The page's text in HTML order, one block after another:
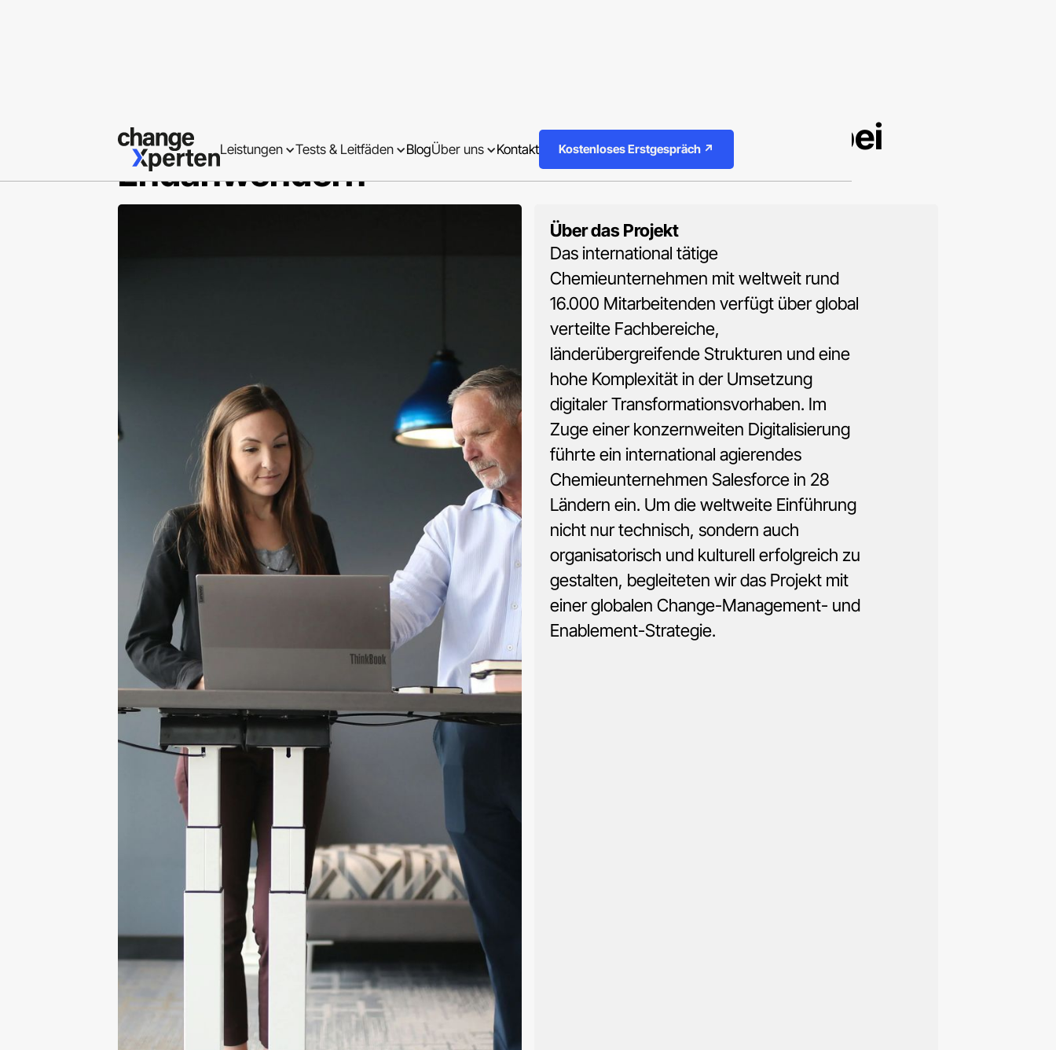
Leistungen Tests & Leitfäden BlogÜber uns Kontakt Kostenloses Erstgespräch ↗
Erhöhung der Akzeptanz für ein neues CRM bei
Endanwendern
Über das Projekt
Das international tätige
Chemieunternehmen mit weltweit rund
16.000 Mitarbeitenden verfügt über global
verteilte Fachbereiche,
länderübergreifende Strukturen und eine
hohe Komplexität in der Umsetzung
digitaler Transformationsvorhaben. Im
Zuge einer konzernweiten Digitalisierung
führte ein international agierendes
Chemieunternehmen Salesforce in 28
Ländern ein. Um die weltweite Einführung
nicht nur technisch, sondern auch
organisatorisch und kulturell erfolgreich zu
gestalten, begleiteten wir das Projekt mit
einer globalen Change-Management- und
Enablement-Strategie.